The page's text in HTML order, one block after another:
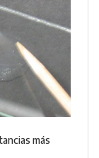
más